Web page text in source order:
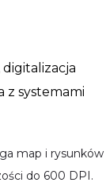
z systemami
map i rysunków
do 600 DPI.